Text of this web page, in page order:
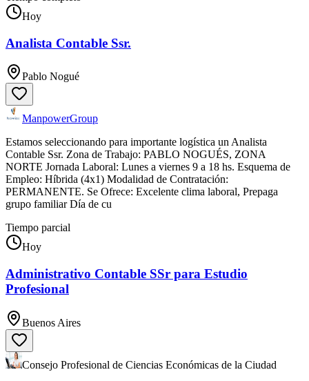
Hoy
Analista Contable Ssr.
Pablo Nogué
ManpowerGroup
Estamos seleccionando para importante logística un Analista
Contable Ssr. Zona de Trabajo: PABLO NOGUÉS, ZONA
NORTE Jornada Laboral: Lunes a viernes 9 a 18 hs. Esquema de
Empleo: Híbrida (4x1) Modalidad de Contratación:
PERMANENTE. Se Ofrece: Excelente clima laboral, Prepaga
grupo familiar Día de cu
Tiempo parcial
Hoy
Administrativo Contable SSr para Estudio
Profesional
Buenos Aires
Consejo Profesional de Ciencias Económicas de la Ciudad